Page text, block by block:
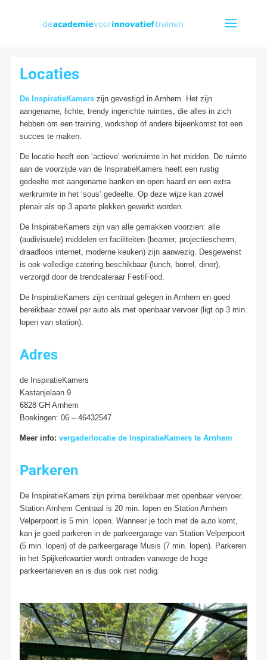
Locaties
De InspiratieKamerszijn gevestigd in Arnhem. Het zijn
aangename, lichte, trendy ingerichte ruimtes, die alles in zich
hebben om een training, workshop of andere bijeenkomst tot een
succes te maken.
De locatie heeft een ‘actieve’ werkruimte in het midden. De ruimte
aan de voorzijde van de InspiratieKamers heeft een rustig
gedeelte met aangename banken en open haard en een extra
werkruimte in het ‘sous’ gedeelte. Op deze wijze kan zowel
plenair als op 3 aparte plekken gewerkt worden.
De InspiratieKamers zijn van alle gemakken voorzien: alle
(audivisuele) middelen en faciliteiten (beamer, projectiescherm,
draadloos internet, moderne keuken) zijn aanwezig. Desgewenst
is ook volledige catering beschikbaar (lunch, borrel, diner),
verzorgd door de trendcateraar FestiFood.
De InspiratieKamers zijn centraal gelegen in Arnhem en goed
bereikbaar zowel per auto als met openbaar vervoer (ligt op 3 min.
lopen van station).
Adres
de InspiratieKamers
Kastanjelaan 9
6828 GH Arnhem
Boekingen: 06 – 46432547
Meer info: vergaderlocatie de InspiratieKamers te Arnhem
Parkeren
De InspiratieKamers zijn prima bereikbaar met openbaar vervoer.
Station Arnhem Centraal is 20 min. lopen en Station Arnhem
Velperpoort is 5 min. lopen. Wanneer je toch met de auto komt,
kan je goed parkeren in de parkeergarage van Station Velperpoort
(5 min. lopen) of de parkeergarage Musis (7 min. lopen). Parkeren
in het Spijkerkwartier wordt ontraden vanwege de hoge
parkeertarieven en is dus ook niet nodig.